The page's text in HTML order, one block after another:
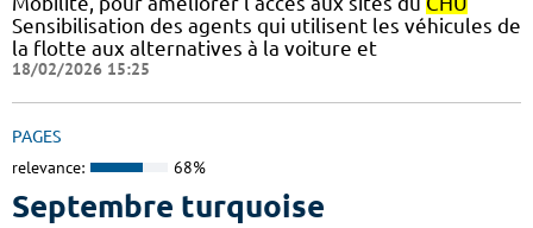
Sensibilisation des agents qui utilisent les véhicules de
la flotte aux alternatives à la voiture et
18/02/2026 15:25
PAGES
relevance: 68%
Septembre turquoise